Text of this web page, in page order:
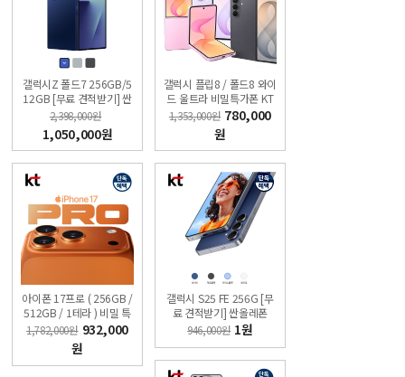
갤럭시Z 폴드7 256GB/5
12GB [무료 견적받기] 싼
올레폰
2,398,000원
1,050,000원
갤럭시 플립8 / 폴드8 와이
드 울트라 비밀특가폰 KT
온라인샵
1,353,000원 780,000
원
아이폰 17프로 ( 256GB /
512GB / 1테라 ) 비밀 특
가폰 KT직영점 싼올레폰
1,782,000원 932,000
원
갤럭시 S25 FE 256G [무
료 견적받기] 싼올레폰
946,000원 1원